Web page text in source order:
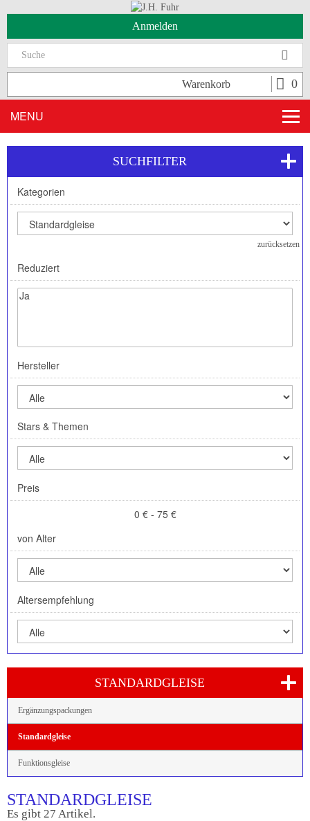
Anmelden
Warenkorb 0
MENU
SUCHFILTER
Kategorien
zurücksetzen
Reduziert
Hersteller
Stars & Themen
Preis
0 € - 75 €
von Alter
Altersempfehlung
STANDARDGLEISE
Ergänzungspackungen
Standardgleise
Funktionsgleise
STANDARDGLEISE
Es gibt 27 Artikel.